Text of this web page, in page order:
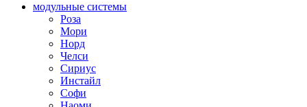
модульные системы
Роза
Мори
Норд
Челси
Сириус
Инстайл
Софи